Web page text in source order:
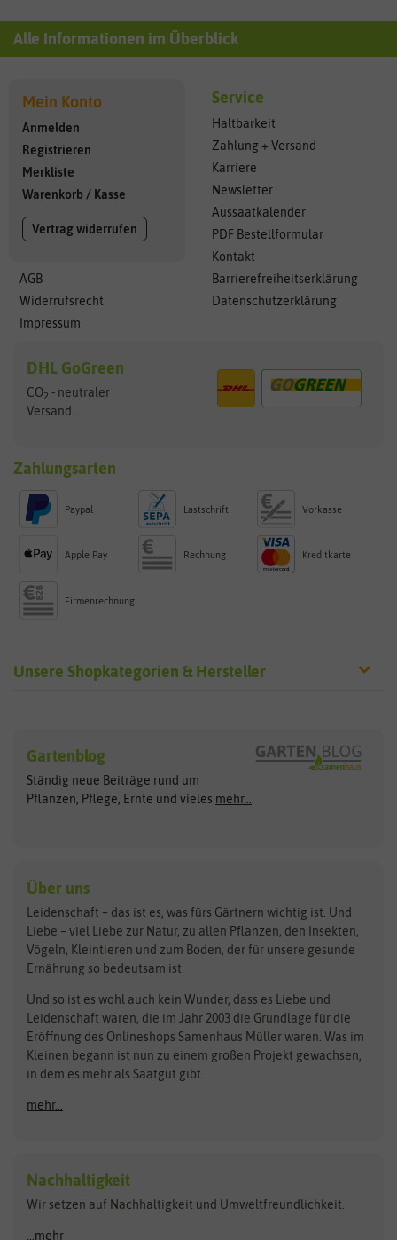
Alle Informationen im Überblick
Mein Konto
Anmelden
Registrieren
Merkliste
Warenkorb / Kasse
Vertrag widerrufen
AGB
Widerrufsrecht
Impressum
Service
Haltbarkeit
Zahlung + Versand
Karriere
Newsletter
Aussaatkalender
PDF Bestellformular
Kontakt
Barrierefreiheitserklärung
Datenschutzerklärung
DHL GoGreen
CO2 - neutraler
Versand...
Zahlungsarten
Paypal Lastschrift Vorkasse
Apple Pay Rechnung Kreditkarte
Firmenrechnung
Unsere Shopkategorien & Hersteller
Exotische Samen
Gemüsesamen
Gründünger
Kräutersamen
Obstsamen
Pilzbrut
Rasensamen
Steckzwiebeln
Zimmer & Kübelpflanzen
Kataloge
Schnäppchen
Anzucht & Gartenzubehör
Anzuchtschalen
Heizmatte & Heizkabel
Kokos-Quelltabletten
Zimmergewächshaus
Arche Noah
ASB Greenworld
Benary
Bingenheimer Saatgut
Bionana
BIOWOL
Blumicorn
Bûten Birds
Carl Pabst
Clever Pots
COMPO
Dürr-Samen
Feldsaaten Freudenberger
Fertil
Flora Elite
Florissa
Flortis
Hortitops
Gartenblog
Ständig neue Beiträge rund um
Pflanzen, Pflege, Ernte und vieles mehr...
Über uns
Leidenschaft – das ist es, was fürs Gärtnern wichtig ist. Und
Liebe – viel Liebe zur Natur, zu allen Pflanzen, den Insekten,
Vögeln, Kleintieren und zum Boden, der für unsere gesunde
Ernährung so bedeutsam ist.
Und so ist es wohl auch kein Wunder, dass es Liebe und
Leidenschaft waren, die im Jahr 2003 die Grundlage für die
Eröffnung des Onlineshops Samenhaus Müller waren. Was im
Kleinen begann ist nun zu einem großen Projekt gewachsen,
in dem es mehr als Saatgut gibt.
mehr...
Nachhaltigkeit
Wir setzen auf Nachhaltigkeit und Umweltfreundlichkeit.
...mehr